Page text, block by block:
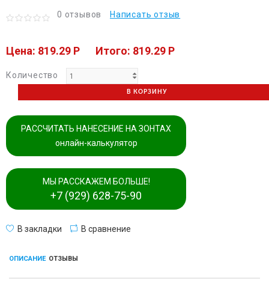
0 отзывов Написать отзыв
Цена: 819.29 P Итого: 819.29 P
Количество
В КОРЗИНУ
РАССЧИТАТЬ НАНЕСЕНИЕ НА ЗОНТАХ
онлайн-калькулятор
МЫ РАССКАЖЕМ БОЛЬШЕ!
+7 (929) 628-75-90
В закладки В сравнение
ОПИСАНИЕ ОТЗЫВЫ